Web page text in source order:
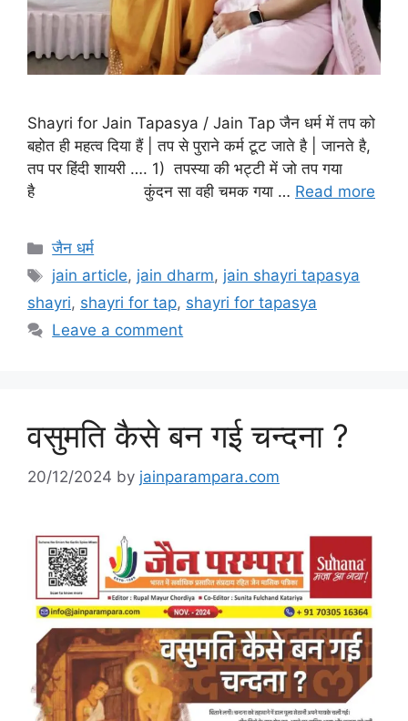
Shayri for Jain Tapasya / Jain Tap जैन धर्म में तप को
बहोत ही महत्व दिया हैं | तप से पुराने कर्म टूट जाते है | जानते है,
तप पर हिंदी शायरी …. 1) तपस्या की भट्टी में जो तप गया
है कुंदन सा वही चमक गया … Read more
Categories
जैन धर्म
Tags
jain article, jain dharm, jain shayri tapasya
shayri, shayri for tap, shayri for tapasya
Leave a comment
वसुमति कैसे बन गई चन्दना ?
20/12/2024 by jainparampara.com